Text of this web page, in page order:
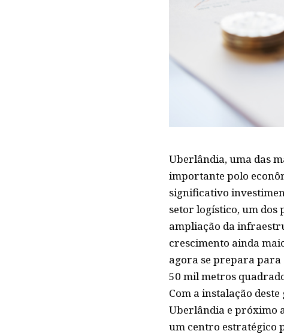
Uberlândia, uma das
importante polo
significativo
setor logístico, um dos
ampliação da
crescimento ainda
agora se prepara para
50 mil metros
Com a instalação
Uberlândia e próximo
um centro estratégico